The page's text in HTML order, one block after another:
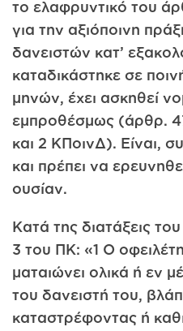
το ελαφρυντικό του
για την αξιόποινη
δανειστών κατ’
καταδικάστηκε σε
μηνών, έχει ασκηθεί
εμπροθέσμως (άρθρ.
και 2 ΚΠοινΔ). Είναι,
και πρέπει να
ουσίαν.
Κατά της διατάξεις
3 του ΠΚ: «1 Ο
ματαιώνει ολικά ή εν
του δανειστή του,
καταστρέφοντας ή